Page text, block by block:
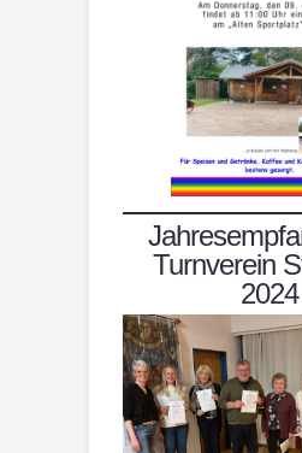
Turnverein
2024